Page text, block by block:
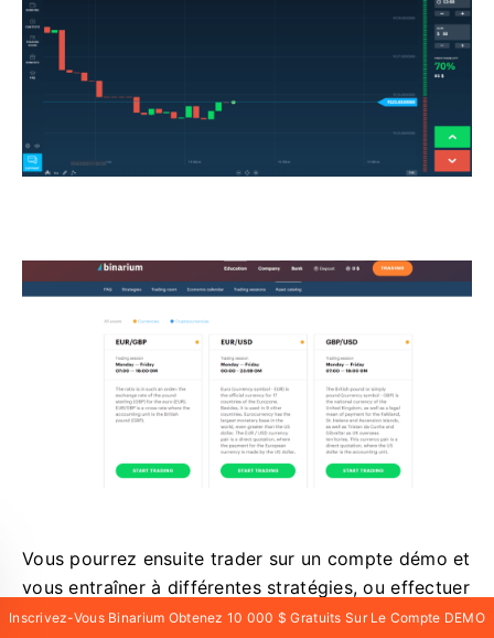
Vous pourrez ensuite trader sur un compte démo et
vous entraîner à différentes stratégies, ou effectuer
un dépôt et trader en argent réel. Lors de votre
Inscrivez-Vous Binarium Obtenez 10 000 $ Gratuits Sur Le Compte DEMO